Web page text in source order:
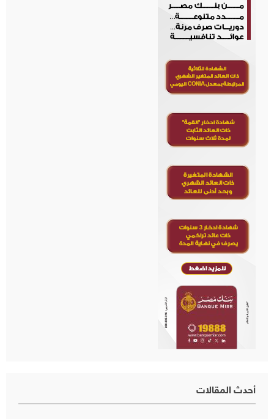
أحدث المقالات